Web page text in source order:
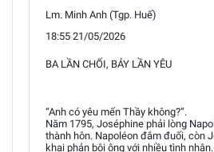
Lm. Minh Anh (Tgp. Huế)
18:55 21/05/2026
BA LẦN CHỐI, BẢY LẦN YÊU
“Anh có yêu mến Thầy không?”.
Năm 1795, Joséphine phải lòng
thành hôn. Napoléon đắm đuối, còn
khai phản bội ông với nhiều tình